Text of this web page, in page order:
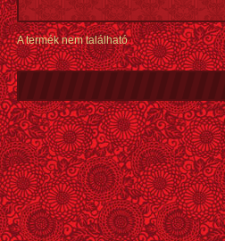
A termék nem található